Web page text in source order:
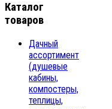
Каталог
товаров
Дачный
ассортимент
(душевые
кабины,
компостеры,
теплицы,